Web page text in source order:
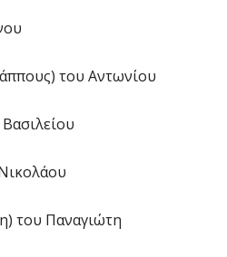
του Αντωνίου
του Παναγιώτη